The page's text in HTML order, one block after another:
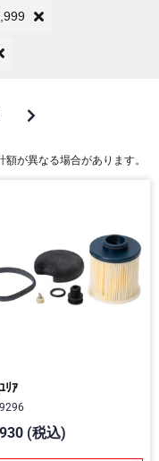
が異なる場合があります。
ﾘｱ
(税込)